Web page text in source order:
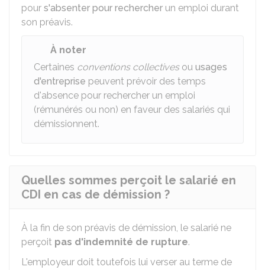
pour s'absenter pour rechercher un emploi durant
son préavis.
À noter
Certaines conventions collectivesou usages
d'entreprise peuvent prévoir des temps
d'absence pour rechercher un emploi
(rémunérés ou non) en faveur des salariés qui
démissionnent.
Quelles sommes perçoit le salarié en
CDI en cas de démission ?
À la fin de son préavis de démission, le salarié ne
perçoit pas d'indemnité de rupture.
L'employeur doit toutefois lui verser au terme de